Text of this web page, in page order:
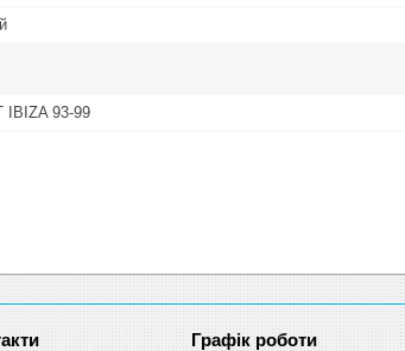
IBIZA 93-99
Графік роботи